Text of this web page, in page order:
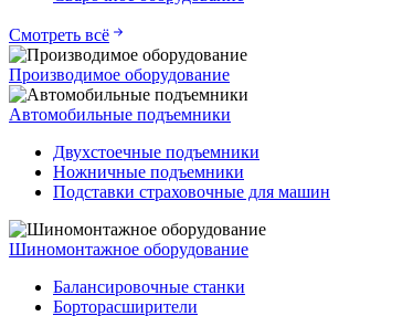
Смотреть всё
Производимое оборудование
Автомобильные подъемники
Двухстоечные подъемники
Ножничные подъемники
Подставки страховочные для машин
Шиномонтажное оборудование
Балансировочные станки
Борторасширители